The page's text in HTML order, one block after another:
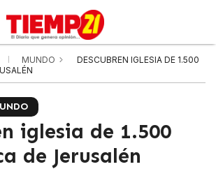
MUNDO
DESCUBREN IGLESIA DE 1.500
iglesia de 1.500
de Jerusalén